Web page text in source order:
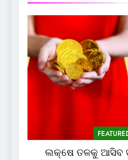
ଲକ୍ଷେ ତଳକୁ ଆସିବ